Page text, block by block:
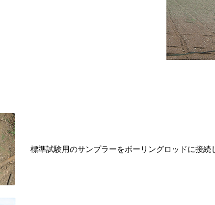
標準試験用のサンプラーをボーリングロッドに接続